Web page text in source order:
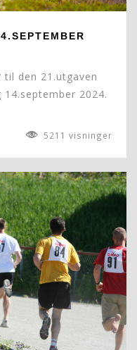
den 21.utgaven
2024.
5211 visninger